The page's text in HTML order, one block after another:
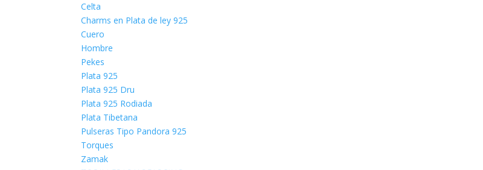
Celta
Charms en Plata de ley 925
Cuero
Hombre
Pekes
Plata 925
Plata 925 Dru
Plata 925 Rodiada
Plata Tibetana
Pulseras Tipo Pandora 925
Torques
Zamak